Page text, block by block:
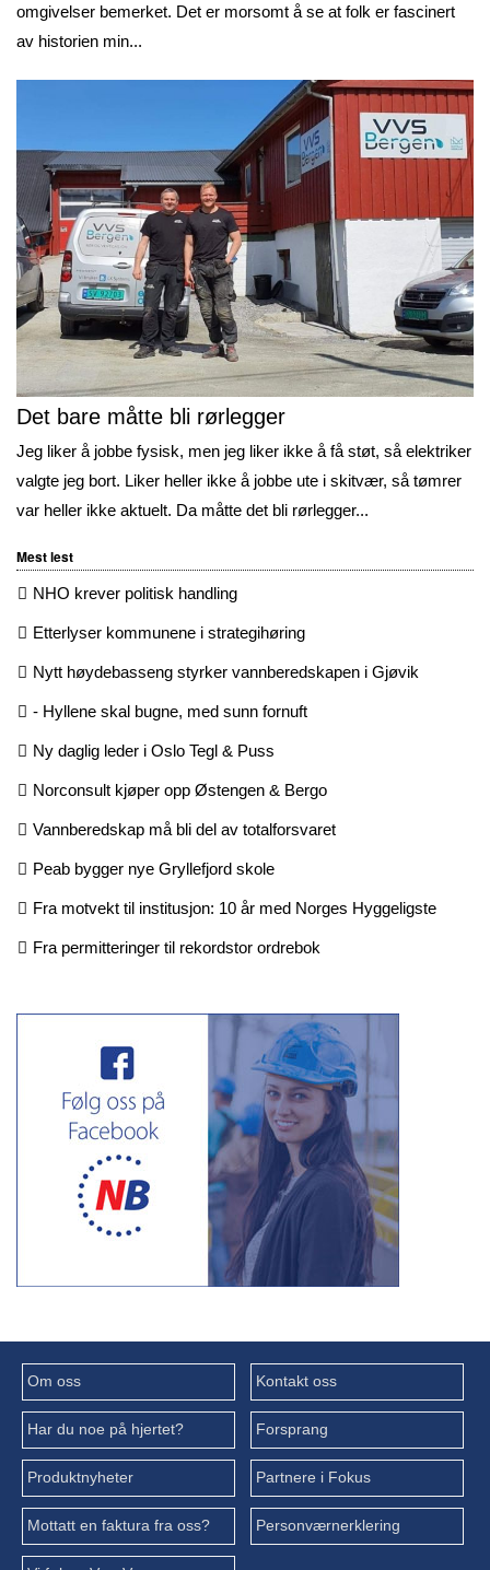
omgivelser bemerket. Det er morsomt å se at folk er fascinert
av historien min...
Det bare måtte bli rørlegger
Jeg liker å jobbe fysisk, men jeg liker ikke å få støt, så elektriker
valgte jeg bort. Liker heller ikke å jobbe ute i skitvær, så tømrer
var heller ikke aktuelt. Da måtte det bli rørlegger...
Mest lest
NHO krever politisk handling
Etterlyser kommunene i strategihøring
Nytt høydebasseng styrker vannberedskapen i Gjøvik
- Hyllene skal bugne, med sunn fornuft
Ny daglig leder i Oslo Tegl & Puss
Norconsult kjøper opp Østengen & Bergo
Vannberedskap må bli del av totalforsvaret
Peab bygger nye Gryllefjord skole
Fra motvekt til institusjon: 10 år med Norges Hyggeligste
Fra permitteringer til rekordstor ordrebok
Om oss Kontakt oss
Har du noe på hjertet? Forsprang
Produktnyheter Partnere i Fokus
Mottatt en faktura fra oss? Personværnerklering